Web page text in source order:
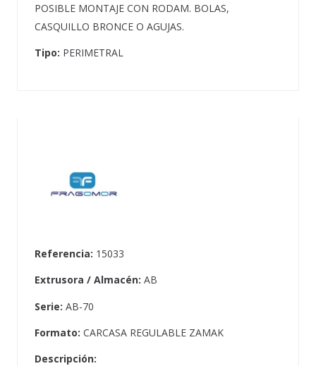
POSIBLE MONTAJE CON RODAM. BOLAS,
CASQUILLO BRONCE O AGUJAS.
Tipo: PERIMETRAL
Referencia: 15033
Extrusora / Almacén: AB
Serie: AB-70
Formato: CARCASA REGULABLE ZAMAK
Descripción: